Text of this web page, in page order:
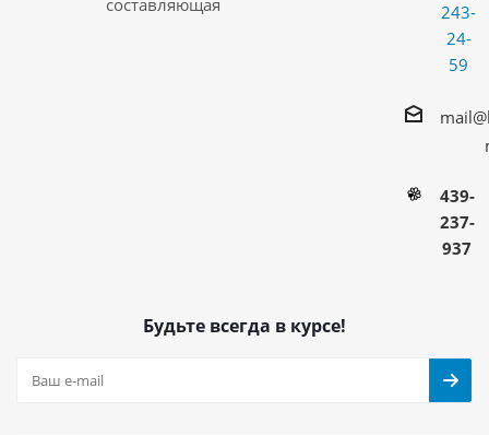
составляющая
243-
24-
59
439-
237-
937
Будьте всегда в курсе!